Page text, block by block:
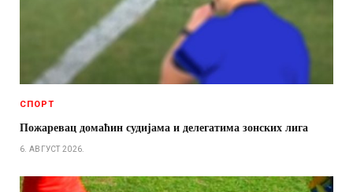
СПОРТ
Пожаревац домаћин судијама и делегатима зонских лига
6. АВГУСТ 2026.